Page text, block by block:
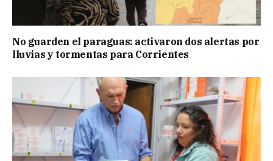
No guarden el paraguas: activaron dos alertas por
lluvias y tormentas para Corrientes